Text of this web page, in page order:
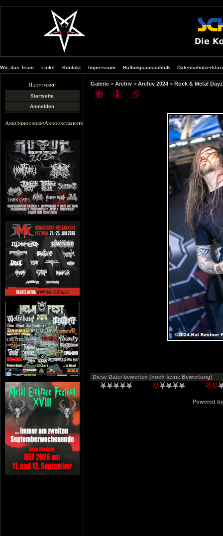
Wir, das Team Links Kontakt Impressum Haftungsausschluß
Hauptmenü
Startseite
Anmelden
Ankündigungen/Announcements
Galerie > Archiv > Archiv 2024 > Rock & Metal
Diese Datei bewerten (noch keine Bewertung)
Powered